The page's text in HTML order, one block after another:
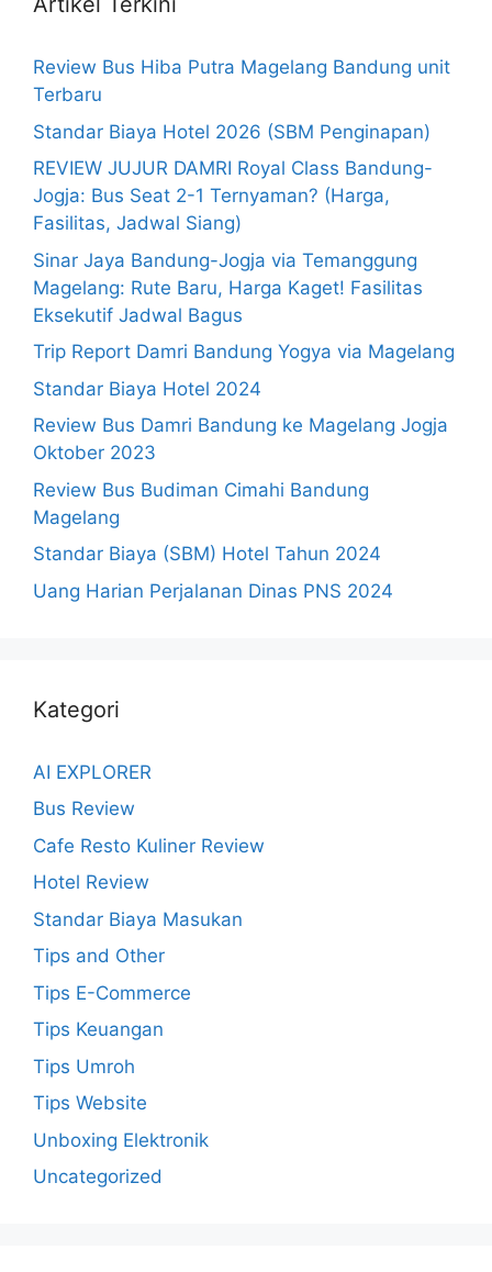
Review Bus Hiba Putra Magelang Bandung unit
Terbaru
Standar Biaya Hotel 2026 (SBM Penginapan)
REVIEW JUJUR DAMRI Royal Class Bandung-
Jogja: Bus Seat 2-1 Ternyaman? (Harga,
Fasilitas, Jadwal Siang)
Sinar Jaya Bandung-Jogja via Temanggung
Magelang: Rute Baru, Harga Kaget! Fasilitas
Eksekutif Jadwal Bagus
Trip Report Damri Bandung Yogya via Magelang
Standar Biaya Hotel 2024
Review Bus Damri Bandung ke Magelang Jogja
Oktober 2023
Review Bus Budiman Cimahi Bandung
Magelang
Standar Biaya (SBM) Hotel Tahun 2024
Uang Harian Perjalanan Dinas PNS 2024
Kategori
AI EXPLORER
Bus Review
Cafe Resto Kuliner Review
Hotel Review
Standar Biaya Masukan
Tips and Other
Tips E-Commerce
Tips Keuangan
Tips Umroh
Tips Website
Unboxing Elektronik
Uncategorized